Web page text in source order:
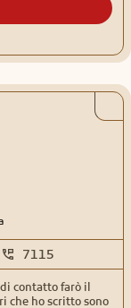
7115
contatto farò il
che ho scritto sono